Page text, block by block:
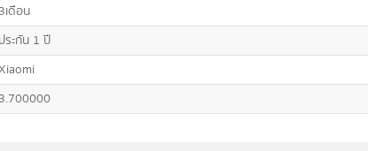
3เดือน
ประกัน 1 ปี
3.700000